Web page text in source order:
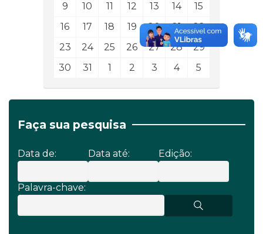
9
10 11 12 13 14
15
16
17 18 19 20 21
22
23
24 25 26 27 28
29
30
31 1 2 3 4 5
Faça sua pesquisa
Data de: Data até: Edição:
Palavra-chave: